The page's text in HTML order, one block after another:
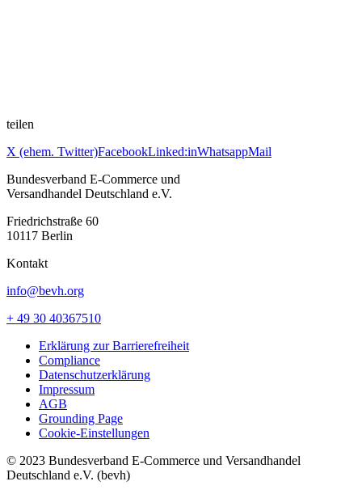
teilen
X (ehem. Twitter)FacebookLinked:inWhatsappMail
Bundesverband E-Commerce und
Versandhandel Deutschland e.V.
Friedrichstraße 60
10117 Berlin
Kontakt
info@bevh.org
+ 49 30 40367510
Erklärung zur Barrierefreiheit
Compliance
Datenschutzerklärung
Impressum
AGB
Grounding Page
Cookie-Einstellungen
© 2023 Bundesverband E-Commerce und Versandhandel
Deutschland e.V. (bevh)